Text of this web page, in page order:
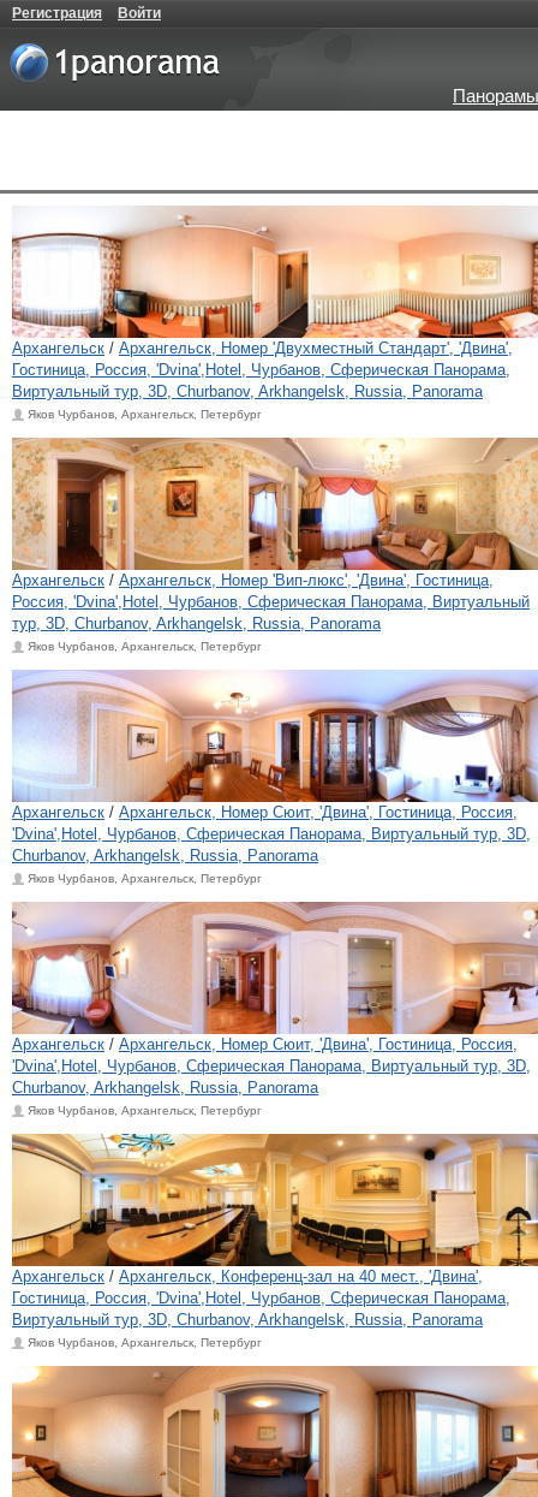
Регистрация Войти
Архангельск / Архангельск, Номер 'Двухместный Стандарт', 'Двина',
Гостиница, Россия, 'Dvina',Hotel, Чурбанов, Сферическая Панорама,
Виртуальный тур, 3D, Churbanov, Arkhangelsk, Russia, Panorama
Яков Чурбанов, Архангельск, Петербург
Архангельск / Архангельск, Номер 'Вип-люкс', 'Двина', Гостиница,
Россия, 'Dvina',Hotel, Чурбанов, Сферическая Панорама, Виртуальный
тур, 3D, Churbanov, Arkhangelsk, Russia, Panorama
Яков Чурбанов, Архангельск, Петербург
Архангельск / Архангельск, Номер Сюит, 'Двина', Гостиница, Россия,
'Dvina',Hotel, Чурбанов, Сферическая Панорама, Виртуальный тур, 3D,
Churbanov, Arkhangelsk, Russia, Panorama
Яков Чурбанов, Архангельск, Петербург
Архангельск / Архангельск, Номер Сюит, 'Двина', Гостиница, Россия,
'Dvina',Hotel, Чурбанов, Сферическая Панорама, Виртуальный тур, 3D,
Churbanov, Arkhangelsk, Russia, Panorama
Яков Чурбанов, Архангельск, Петербург
Архангельск / Архангельск, Конференц-зал на 40 мест., 'Двина',
Гостиница, Россия, 'Dvina',Hotel, Чурбанов, Сферическая Панорама,
Виртуальный тур, 3D, Churbanov, Arkhangelsk, Russia, Panorama
Яков Чурбанов, Архангельск, Петербург